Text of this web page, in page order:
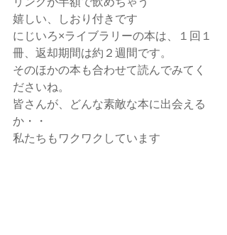
嬉しい、しおり付きです
にじいろ×ライブラリーの本は、１回１
冊、返却期間は約２週間です。
そのほかの本も合わせて読んでみてく
ださいね。
皆さんが、どんな素敵な本に出会える
か・・
私たちもワクワクしています